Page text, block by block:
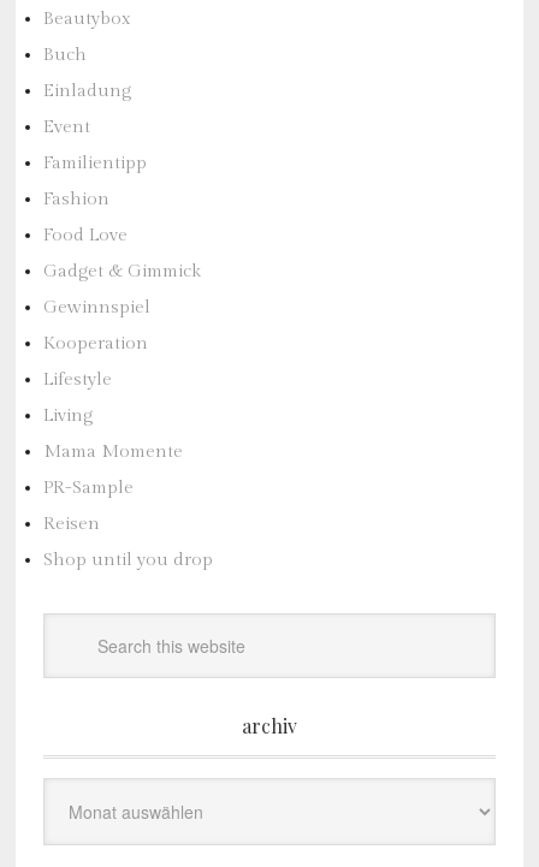
Beautybox
Buch
Einladung
Event
Familientipp
Fashion
Food Love
Gadget & Gimmick
Gewinnspiel
Kooperation
Lifestyle
Living
Mama Momente
PR-Sample
Reisen
Shop until you drop
archiv